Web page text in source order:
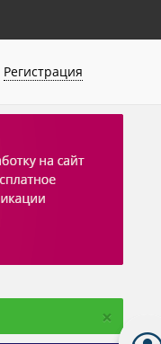
Регистрация
×